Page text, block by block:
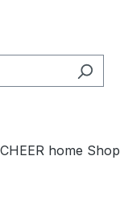
home Shop